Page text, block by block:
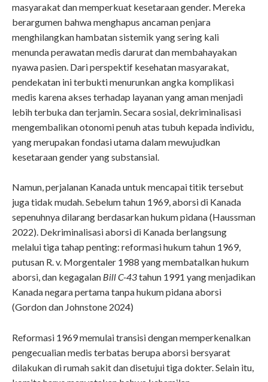
masyarakat dan memperkuat kesetaraan gender. Mereka
berargumen bahwa menghapus ancaman penjara
menghilangkan hambatan sistemik yang sering kali
menunda perawatan medis darurat dan membahayakan
nyawa pasien. Dari perspektif kesehatan masyarakat,
pendekatan ini terbukti menurunkan angka komplikasi
medis karena akses terhadap layanan yang aman menjadi
lebih terbuka dan terjamin. Secara sosial, dekriminalisasi
mengembalikan otonomi penuh atas tubuh kepada individu,
yang merupakan fondasi utama dalam mewujudkan
kesetaraan gender yang substansial.
Namun, perjalanan Kanada untuk mencapai titik tersebut
juga tidak mudah. Sebelum tahun 1969, aborsi di Kanada
sepenuhnya dilarang berdasarkan hukum pidana (Haussman
2022). Dekriminalisasi aborsi di Kanada berlangsung
melalui tiga tahap penting: reformasi hukum tahun 1969,
putusan R. v. Morgentaler 1988 yang membatalkan hukum
aborsi, dan kegagalan Bill C-43tahun 1991 yang menjadikan
Kanada negara pertama tanpa hukum pidana aborsi
(Gordon dan Johnstone 2024)
Reformasi 1969 memulai transisi dengan memperkenalkan
pengecualian medis terbatas berupa aborsi bersyarat
dilakukan di rumah sakit dan disetujui tiga dokter. Selain itu,